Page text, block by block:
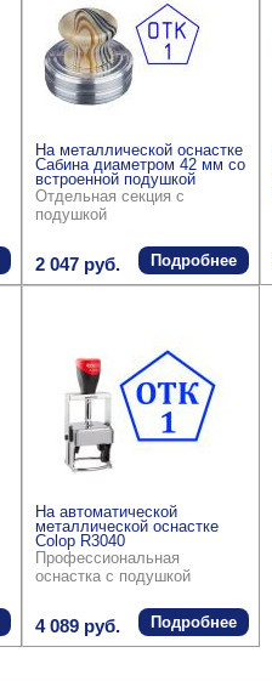
На металлической оснастке
Сабина диаметром 42 мм со
встроенной подушкой
Отдельная секция с
подушкой
2 047 руб. Подробнее
На автоматической
металлической оснастке
Colop R3040
Профессиональная
оснастка с подушкой
4 089 руб. Подробнее